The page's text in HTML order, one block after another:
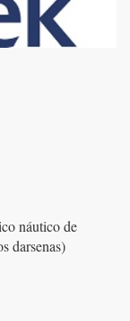
náutico de
darsenas)